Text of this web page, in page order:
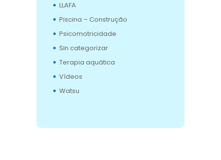
LLAFA
Piscina – Construção
Psicomotricidade
Sin categorizar
Terapia aquática
Vídeos
Watsu